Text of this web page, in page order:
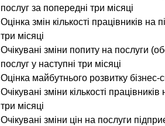
послуг за попередні три місяці
Оцінка змін кількості працівників
три місяці
Очікувані зміни попиту на послуги
послуг у наступні три місяці
Оцінка майбутнього розвитку
Очікувані зміни кількості
три місяці
Очікувані зміни цін на послуги